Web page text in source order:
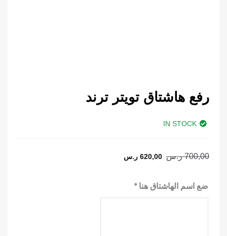
رفع هاشتاق تويتر ترند
IN STOCK
700,00 ر.س
السعر
هو:
700,00 ر.س.
620,00 ر.س
السعر
هو:
620,00 ر.س.
ضع اسم الهاشتاق هنا*
كمية
رفع